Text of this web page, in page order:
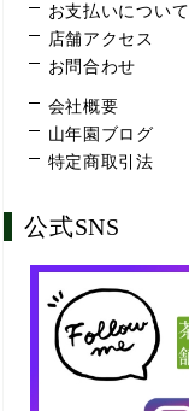
お支払いについて
店舗アクセス
お問合わせ
会社概要
山年園ブログ
特定商取引法
公式SNS